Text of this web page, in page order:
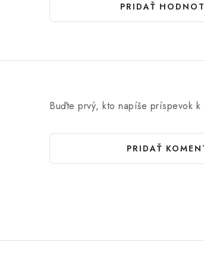
PRIDAŤ
Buďte prvý, kto napíše príspevok k
PRIDAŤ